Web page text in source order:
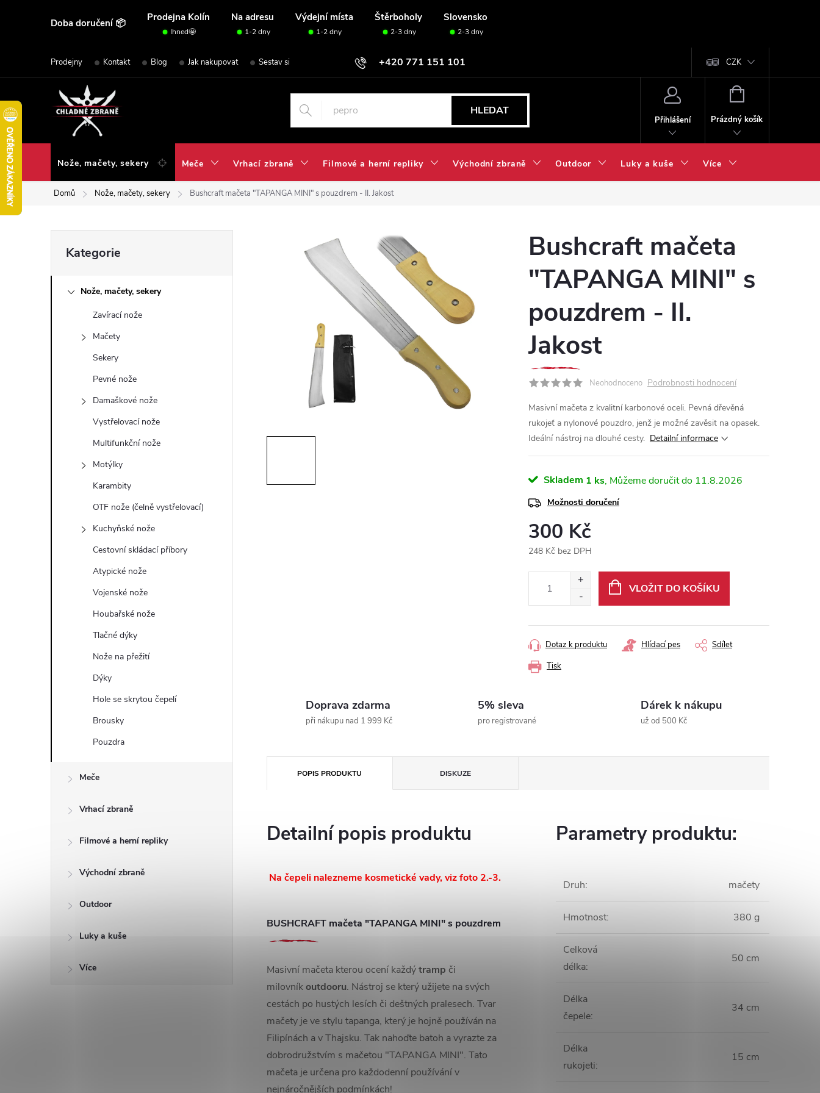
Doba doručení 📦 Prodejna Kolín Na adresu Výdejní místa Štěrboholy Slovensko
Ihned🤩 1-2 dny 1-2 dny 2-3 dny 2-3 dny
+420 771 151 101
Prodejny Kontakt Blog Jak nakupovat Sestav si svou sadu✅ CZK
HLEDAT
Přihlášení
NÁKUPNÍ
Prázdný košík
Nože, mačety, sekery Meče Vrhací zbraně Filmové a herní repliky Východní zbraně Outdoor Luky a kuše Více
Domů Nože, mačety, sekery Bushcraft mačeta "TAPANGA MINI" s pouzdrem - II. Jakost
o
kategorie
Kategorie
Nože, mačety, sekery
Zavírací nože
Mačety
Sekery
Pevné nože
Damaškové nože
Vystřelovací nože
Multifunkční nože
Motýlky
Karambity
OTF nože (čelně vystřelovací)
Kuchyňské nože
Cestovní skládací příbory
Atypické nože
Vojenské nože
Houbařské nože
Tlačné dýky
Nože na přežití
Dýky
Hole se skrytou čepelí
Brousky
Pouzdra
Meče
Vrhací zbraně
Filmové a herní repliky
Východní zbraně
Outdoor
Luky a kuše
Více
Bushcraft mačeta
"TAPANGA MINI" s
pouzdrem - II.
Jakost
Neohodnoceno Podrobnosti hodnocení
Masivní mačeta z kvalitní karbonové oceli. Pevná dřevěná
rukojeť a nylonové pouzdro, jenž je možné zavěsit na opasek.
Ideální nástroj na dlouhé cesty. Detailní informace
Skladem 1 ks 11.8.2026
Možnosti doručení
300 Kč
248 Kč bez DPH
VLOŽIT DO KOŠÍKU
Tisk
Dotaz k produktu Hlídací pes Sdílet
Doprava zdarma
při nákupu nad 1 999 Kč
5% sleva
pro registrované
Dárek k nákupu
už od 500 Kč
POPIS PRODUKTU DISKUZE
Detailní popis produktu
Na čepeli nalezneme kosmetické vady, viz foto 2.-3.
BUSHCRAFT mačeta "TAPANGA MINI" s pouzdrem
Masivní mačeta kterou ocení každýtramp či
milovníkoutdooru. Nástroj se který užijete na svých
cestách po hustých lesích či deštných pralesech. Tvar
mačety je ve stylu tapanga, který je hojně používán na
Filipínách a v Thajsku. Tak nahoďte batoh a vyrazte za
dobrodružstvím s mačetou "TAPANGA MINI". Tato
mačeta je určena pro každodenní používání v
nejnáročnějších podmínkách!
Parametry produktu:
Druh: mačety
Hmotnost: 380 g
Celková
délka:
50 cm
Délka
čepele:
34 cm
Délka
rukojeti:
15 cm